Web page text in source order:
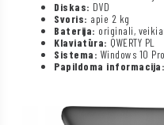
Diskas: DVD
Svoris: apie 2 kg
Baterija: originali,
Klaviatūra: QWERTY PL
Sistema: Windows 10 Pro
Papildoma informacija: